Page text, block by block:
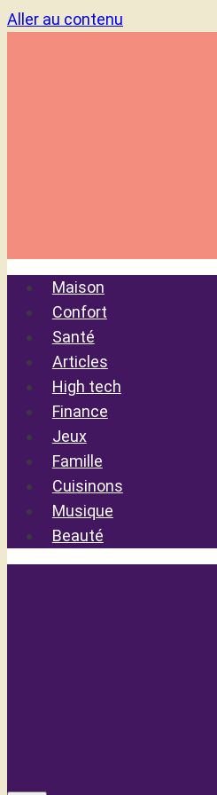
Aller au contenu
Maison
Confort
Santé
Articles
High tech
Finance
Jeux
Famille
Cuisinons
Musique
Beauté